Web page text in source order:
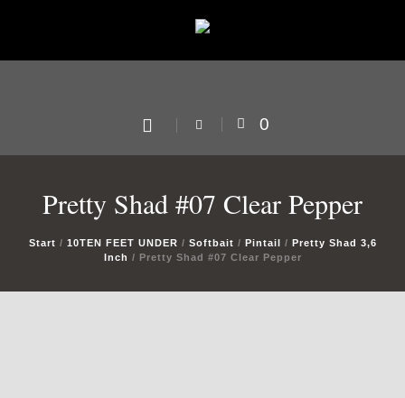
0
Pretty Shad #07 Clear Pepper
Start / 10TEN FEET UNDER / Softbait / Pintail / Pretty Shad 3,6
Inch / Pretty Shad #07 Clear Pepper